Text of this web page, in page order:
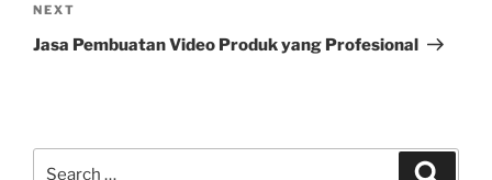
Next
Post
NEXT
Jasa Pembuatan Video Produk yang Profesional